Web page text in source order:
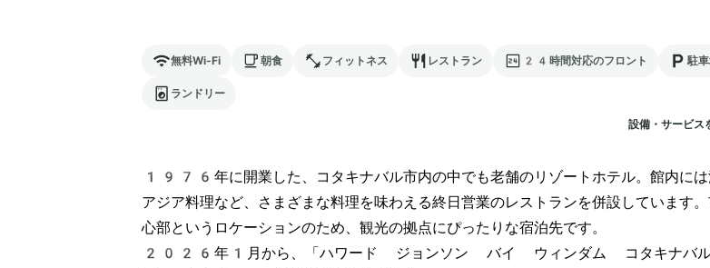
無料Wi-Fi 朝食 フィットネス レストラン 24時間対応のフロント 駐
ランドリー
設備・サービス
1976年に開業した、コタキナバル市内の中でも老舗のリゾートホテル。館内には
アジア料理など、さまざまな料理を味わえる終日営業のレストランを併設しています
心部というロケーションのため、観光の拠点にぴったりな宿泊先です。
2026年1月から、「ハワード ジョンソン バイ ウィンダム コタキナバ